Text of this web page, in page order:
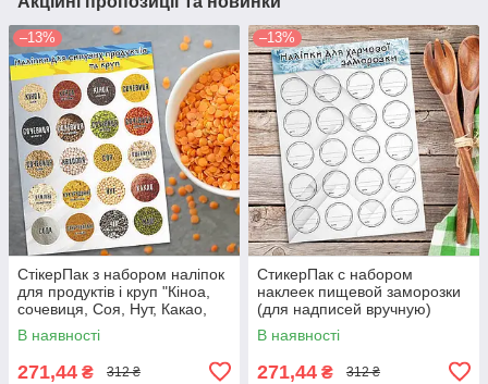
–13%
СтікерПак з набором наліпок
для продуктів і круп "Кіноа,
сочевиця, Соя, Нут, Какао,
Сода, Чіа, Маш та ін."
В наявності
271,44 ₴ 312 ₴
–13%
СтикерПак с набором
наклеек пищевой заморозки
(для надписей вручную)
В наявності
271,44 ₴ 312 ₴